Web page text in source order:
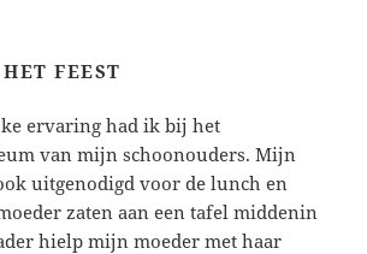
FEEST
ervaring had ik bij het
van mijn schoonouders. Mijn
uitgenodigd voor de lunch en
zaten aan een tafel middenin
hielp mijn moeder met haar